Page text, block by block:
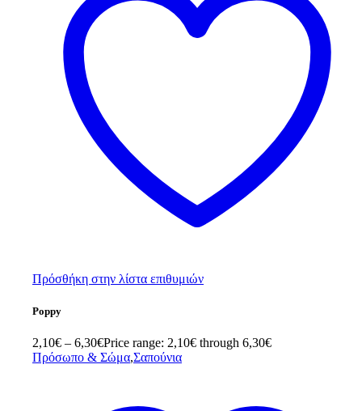
Πρόσθήκη στην λίστα επιθυμιών
Poppy
2,10€ – 6,30€Price range: 2,10€ through 6,30€
Πρόσωπο & Σώμα,Σαπούνια